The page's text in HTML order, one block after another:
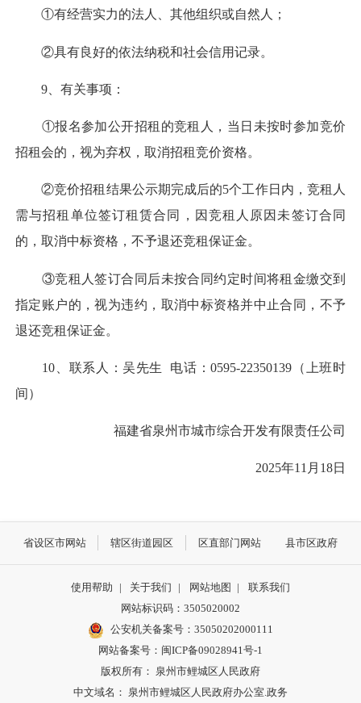
①有经营实力的法人、其他组织或自然人；
②具有良好的依法纳税和社会信用记录。
9、有关事项：
①报名参加公开招租的竞租人，当日未按时参加竞价
招租会的，视为弃权，取消招租竞价资格。
②竞价招租结果公示期完成后的5个工作日内，竞租人
需与招租单位签订租赁合同，因竞租人原因未签订合同
的，取消中标资格，不予退还竞租保证金。
③竞租人签订合同后未按合同约定时间将租金缴交到
指定账户的，视为违约，取消中标资格并中止合同，不予
退还竞租保证金。
10、联系人：吴先生 电话：0595-22350139（上班时
间）
福建省泉州市城市综合开发有限责任公司
2025年11月18日
省设区市网站 辖区街道园区 区直部门网站 县市区政府
使用帮助 | 关于我们 | 网站地图 |
联系我们
网站标识码：3505020002
公安机关备案号：35050202000111
网站备案号：闽ICP备09028941号-1
版权所有： 泉州市鲤城区人民政府
中文域名： 泉州市鲤城区人民政府办公室.政务